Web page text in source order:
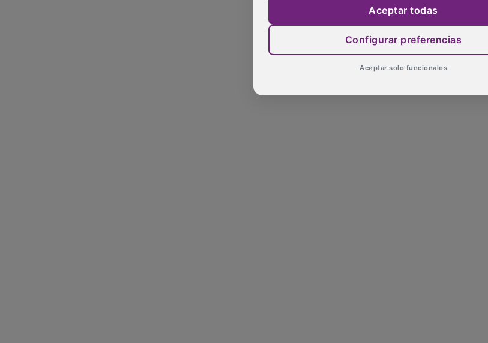
Aceptar todas
Configurar preferencias
Aceptar solo funcionales